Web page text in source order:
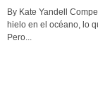
By Kate Yandell
hielo en el océano, lo
Pero...